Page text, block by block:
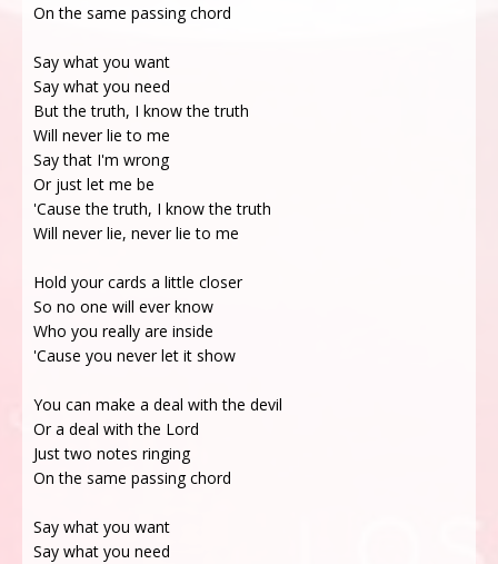
On the same passing chord
Say what you want
Say what you need
But the truth, I know the truth
Will never lie to me
Say that I'm wrong
Or just let me be
'Cause the truth, I know the truth
Will never lie, never lie to me
Hold your cards a little closer
So no one will ever know
Who you really are inside
'Cause you never let it show
You can make a deal with the devil
Or a deal with the Lord
Just two notes ringing
On the same passing chord
Say what you want
Say what you need